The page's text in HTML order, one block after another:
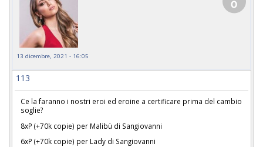
13 dicembre, 2021 - 16:05
113
Ce la faranno i nostri eroi ed eroine a certificare prima del cambio
soglie?
8xP (+70k copie) per Malibù di Sangiovanni
6xP (+70k copie) per Lady di Sangiovanni